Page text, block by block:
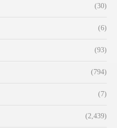
(30)
(6)
(93)
(794)
(7)
(2,439)